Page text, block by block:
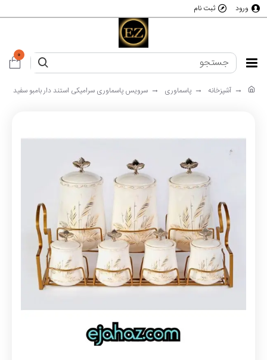
ورود ثبت نام
0
آشپزخانه پاسماوری سرویس پاسماوری سرامیکی استند دار بامبو سفید